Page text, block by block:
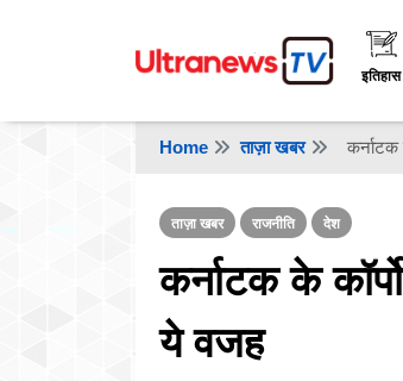
इतिहास
Home ताज़ा खबर कर्नाटक
ताज़ा खबर राजनीति देश
कर्नाटक के
ये वजह